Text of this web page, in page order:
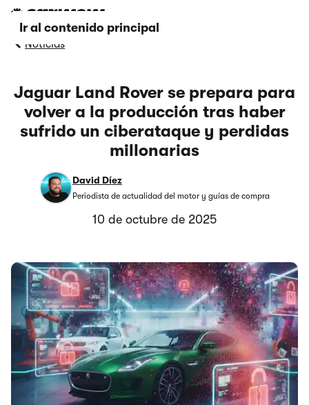
Ir al contenido principal
Noticias
Jaguar Land Rover se prepara para
volver a la producción tras haber
sufrido un ciberataque y perdidas
millonarias
David Díez
Periodista de actualidad del motor y guías de compra
10 de octubre de 2025